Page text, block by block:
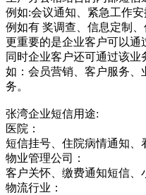
例如:会议通知、紧急工作安
例如有 奖调查、信息定制、
更重要的是企业客户可以通
同时企业客户还可通过该业
如：会员营销、客户服务、
务。
张湾企业短信用途:
医院：
短信挂号、住院病情通知、
物业管理公司：
客户关怀、缴费通知短信、
物流行业：